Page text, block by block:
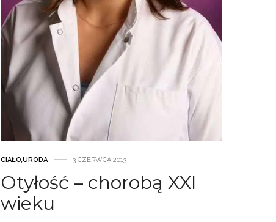
CIAŁO,URODA 3 CZERWCA 2013
Otyłość – chorobą XXI
wieku